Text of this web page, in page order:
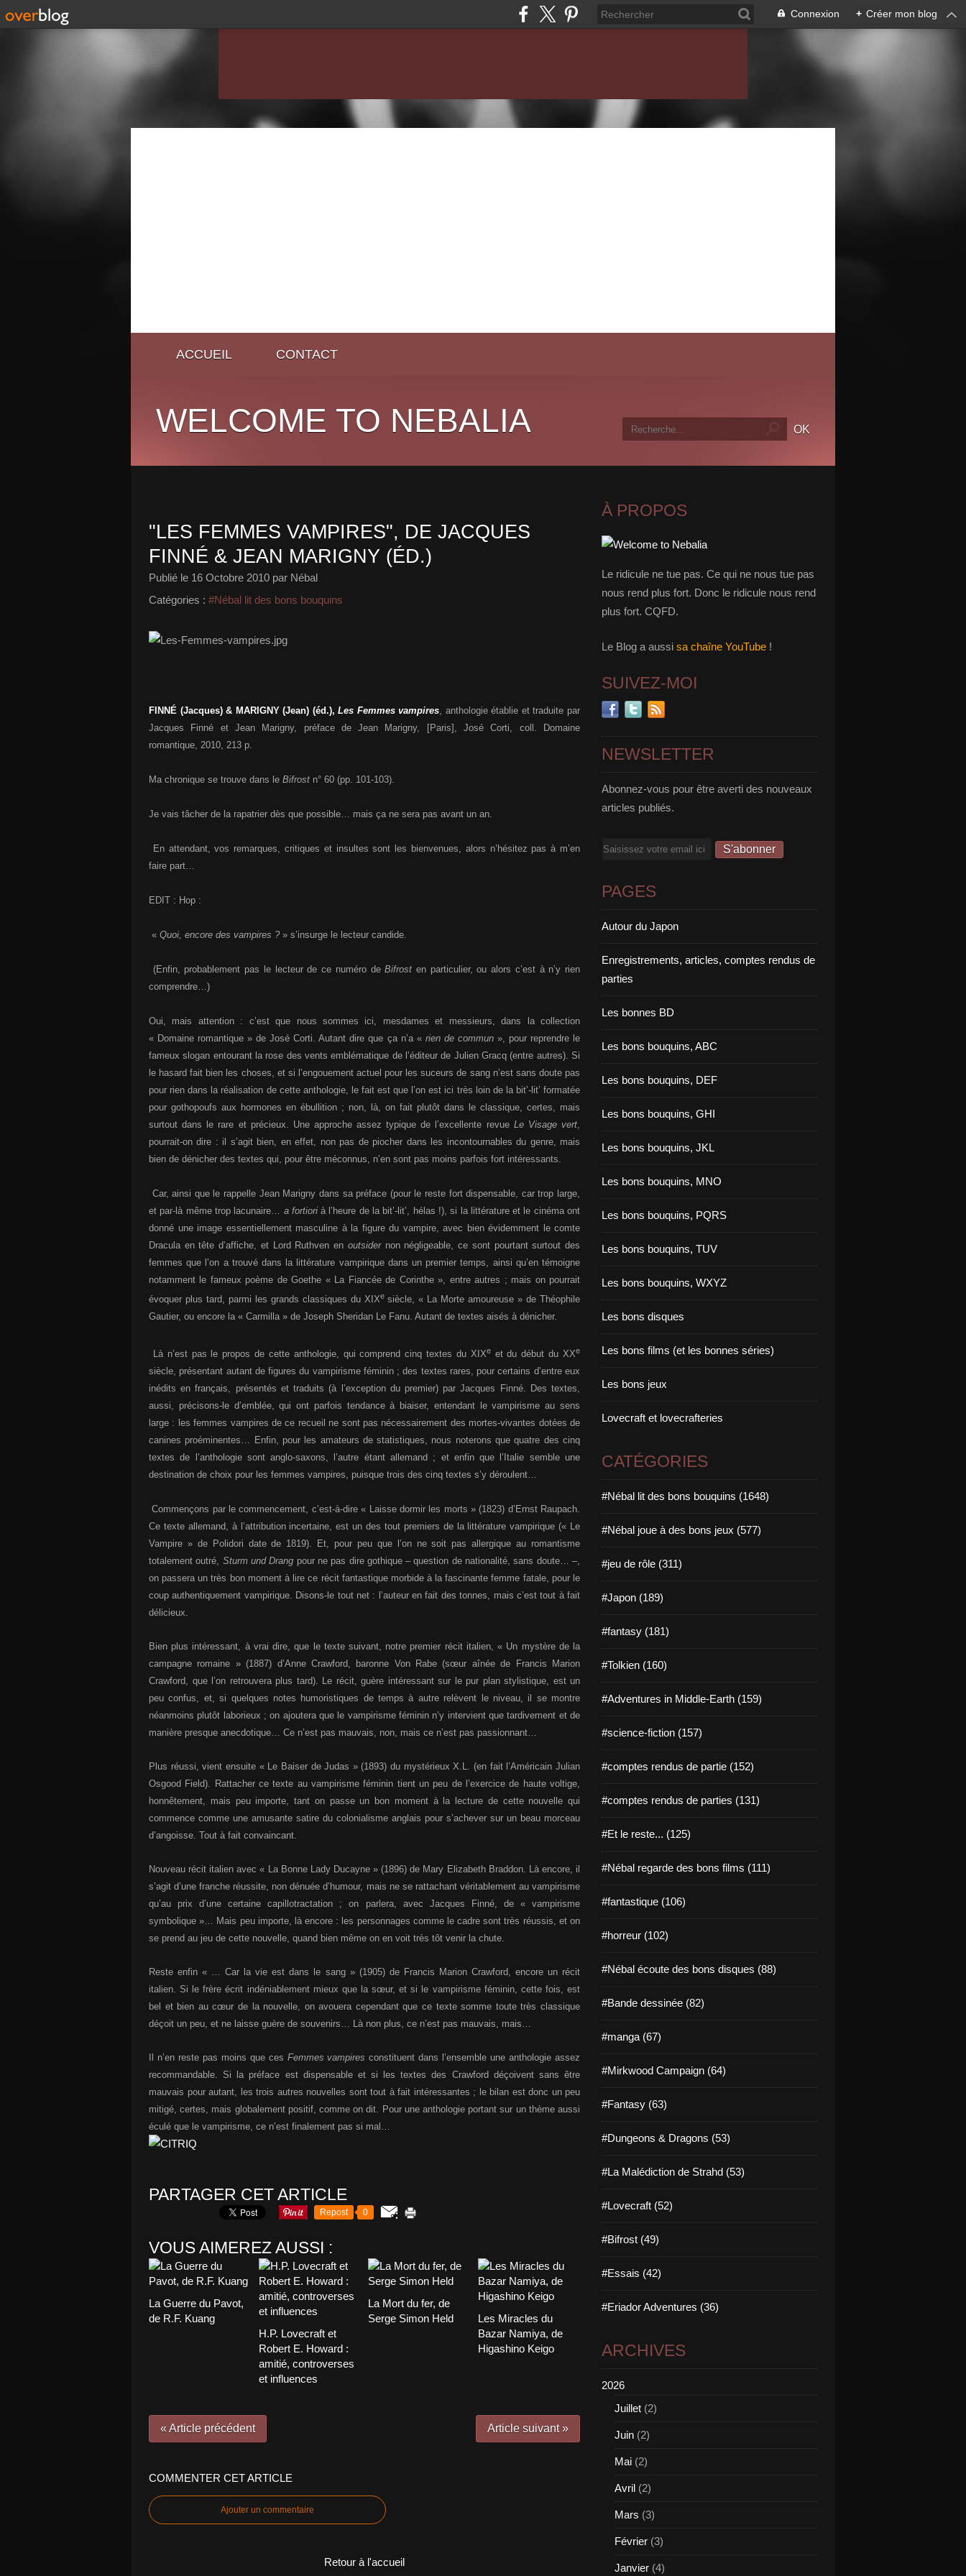
Connexion + Créer mon blog
ACCUEIL CONTACT
WELCOME TO NEBALIA
"LES FEMMES VAMPIRES", DE JACQUES
FINNÉ & JEAN MARIGNY (ÉD.)
Publié le 16 Octobre 2010 par Nébal
Catégories : #Nébal lit des bons bouquins
FINNÉ (Jacques) & MARIGNY (Jean) (éd.),Les Femmes vampires, anthologie établie et traduite par
Jacques Finné et Jean Marigny, préface de Jean Marigny, [Paris], José Corti, coll. Domaine
romantique, 2010, 213 p.
Ma chronique se trouve dans le Bifrost n° 60 (pp. 101-103).
Je vais tâcher de la rapatrier dès que possible… mais ça ne sera pas avant un an.
En attendant, vos remarques, critiques et insultes sont les bienvenues, alors n’hésitez pas à m’en
faire part…
EDIT : Hop :
« Quoi, encore des vampires ? » s’insurge le lecteur candide.
(Enfin, probablement pas le lecteur de ce numéro deBifrost en particulier, ou alors c’est à n’y rien
comprendre…)
Oui, mais attention : c’est que nous sommes ici, mesdames et messieurs, dans la collection
« Domaine romantique » de José Corti. Autant dire que ça n’a « rien de commun», pour reprendre le
fameux slogan entourant la rose des vents emblématique de l’éditeur de Julien Gracq (entre autres). Si
le hasard fait bien les choses, et si l’engouement actuel pour les suceurs de sang n’est sans doute pas
pour rien dans la réalisation de cette anthologie, le fait est que l’on est ici très loin de la bit’-lit’ formatée
pour gothopoufs aux hormones en ébullition ; non, là, on fait plutôt dans le classique, certes, mais
surtout dans le rare et précieux. Une approche assez typique de l’excellente revue Le Visage vert,
pourrait-on dire : il s’agit bien, en effet, non pas de piocher dans les incontournables du genre, mais
bien de dénicher des textes qui, pour être méconnus, n’en sont pas moins parfois fort intéressants.
Car, ainsi que le rappelle Jean Marigny dans sa préface (pour le reste fort dispensable, car trop large,
et par-là même trop lacunaire… a fortiorià l’heure de la bit’-lit’, hélas !), si la littérature et le cinéma ont
donné une image essentiellement masculine à la figure du vampire, avec bien évidemment le comte
Dracula en tête d’affiche, et Lord Ruthven en outsidernon négligeable, ce sont pourtant surtout des
femmes que l’on a trouvé dans la littérature vampirique dans un premier temps, ainsi qu’en témoigne
notamment le fameux poème de Goethe « La Fiancée de Corinthe », entre autres ; mais on pourrait
évoquer plus tard, parmi les grands classiques du XIXesiècle, « La Morte amoureuse » de Théophile
Gautier, ou encore la « Carmilla » de Joseph Sheridan Le Fanu. Autant de textes aisés à dénicher.
Là n’est pas le propos de cette anthologie, qui comprend cinq textes du XIXeet du début du XXe
siècle, présentant autant de figures du vampirisme féminin ; des textes rares, pour certains d’entre eux
inédits en français, présentés et traduits (à l’exception du premier) par Jacques Finné. Des textes,
aussi, précisons-le d’emblée, qui ont parfois tendance à biaiser, entendant le vampirisme au sens
large : les femmes vampires de ce recueil ne sont pas nécessairement des mortes-vivantes dotées de
canines proéminentes… Enfin, pour les amateurs de statistiques, nous noterons que quatre des cinq
textes de l’anthologie sont anglo-saxons, l’autre étant allemand ; et enfin que l’Italie semble une
destination de choix pour les femmes vampires, puisque trois des cinq textes s’y déroulent…
Commençons par le commencement, c’est-à-dire « Laisse dormir les morts » (1823) d’Ernst Raupach.
Ce texte allemand, à l’attribution incertaine, est un des tout premiers de la littérature vampirique (« Le
Vampire » de Polidori date de 1819). Et, pour peu que l’on ne soit pas allergique au romantisme
totalement outré, Sturm und Drang pour ne pas dire gothique – question de nationalité, sans doute… –,
on passera un très bon moment à lire ce récit fantastique morbide à la fascinante femme fatale, pour le
coup authentiquement vampirique. Disons-le tout net : l’auteur en fait des tonnes, mais c’est tout à fait
délicieux.
Bien plus intéressant, à vrai dire, que le texte suivant, notre premier récit italien, « Un mystère de la
campagne romaine » (1887) d’Anne Crawford, baronne Von Rabe (sœur aînée de Francis Marion
Crawford, que l’on retrouvera plus tard). Le récit, guère intéressant sur le pur plan stylistique, est un
peu confus, et, si quelques notes humoristiques de temps à autre relèvent le niveau, il se montre
néanmoins plutôt laborieux ; on ajoutera que le vampirisme féminin n’y intervient que tardivement et de
manière presque anecdotique… Ce n’est pas mauvais, non, mais ce n’est pas passionnant…
Plus réussi, vient ensuite « Le Baiser de Judas » (1893) du mystérieux X.L. (en fait l’Américain Julian
Osgood Field). Rattacher ce texte au vampirisme féminin tient un peu de l’exercice de haute voltige,
honnêtement, mais peu importe, tant on passe un bon moment à la lecture de cette nouvelle qui
commence comme une amusante satire du colonialisme anglais pour s’achever sur un beau morceau
d’angoisse. Tout à fait convaincant.
Nouveau récit italien avec « La Bonne Lady Ducayne » (1896) de Mary Elizabeth Braddon. Là encore, il
s’agit d’une franche réussite, non dénuée d’humour, mais ne se rattachant véritablement au vampirisme
qu’au prix d’une certaine capillotractation ; on parlera, avec Jacques Finné, de « vampirisme
symbolique »… Mais peu importe, là encore : les personnages comme le cadre sont très réussis, et on
se prend au jeu de cette nouvelle, quand bien même on en voit très tôt venir la chute.
Reste enfin « … Car la vie est dans le sang » (1905) de Francis Marion Crawford, encore un récit
italien. Si le frère écrit indéniablement mieux que la sœur, et si le vampirisme féminin, cette fois, est
bel et bien au cœur de la nouvelle, on avouera cependant que ce texte somme toute très classique
déçoit un peu, et ne laisse guère de souvenirs… Là non plus, ce n’est pas mauvais, mais…
Il n’en reste pas moins que ces Femmes vampires constituent dans l’ensemble une anthologie assez
recommandable. Si la préface est dispensable et si les textes des Crawford déçoivent sans être
mauvais pour autant, les trois autres nouvelles sont tout à fait intéressantes ; le bilan est donc un peu
mitigé, certes, mais globalement positif, comme on dit. Pour une anthologie portant sur un thème aussi
éculé que le vampirisme, ce n’est finalement pas si mal…
PARTAGER CET ARTICLE
Repost 0
VOUS AIMEREZ AUSSI :
La Guerre du Pavot,
de R.F. Kuang
H.P. Lovecraft et
Robert E. Howard :
amitié, controverses
et influences
La Mort du fer, de
Serge Simon Held
Les Miracles du
Bazar Namiya, de
Higashino Keigo
« Article précédent Article suivant »
COMMENTER CET ARTICLE
Ajouter un commentaire
Retour à l'accueil
À PROPOS
Le ridicule ne tue pas. Ce qui ne nous tue pas
nous rend plus fort. Donc le ridicule nous rend
plus fort. CQFD.
Le Blog a aussi sa chaîne YouTube !
SUIVEZ-MOI
NEWSLETTER
Abonnez-vous pour être averti des nouveaux
articles publiés.
Email
PAGES
Autour du Japon
Enregistrements, articles, comptes rendus de
parties
Les bonnes BD
Les bons bouquins, ABC
Les bons bouquins, DEF
Les bons bouquins, GHI
Les bons bouquins, JKL
Les bons bouquins, MNO
Les bons bouquins, PQRS
Les bons bouquins, TUV
Les bons bouquins, WXYZ
Les bons disques
Les bons films (et les bonnes séries)
Les bons jeux
Lovecraft et lovecrafteries
CATÉGORIES
#Nébal lit des bons bouquins (1648)
#Nébal joue à des bons jeux (577)
#jeu de rôle (311)
#Japon (189)
#fantasy (181)
#Tolkien (160)
#Adventures in Middle-Earth (159)
#science-fiction (157)
#comptes rendus de partie (152)
#comptes rendus de parties (131)
#Et le reste... (125)
#Nébal regarde des bons films (111)
#fantastique (106)
#horreur (102)
#Nébal écoute des bons disques (88)
#Bande dessinée (82)
#manga (67)
#Mirkwood Campaign (64)
#Fantasy (63)
#Dungeons & Dragons (53)
#La Malédiction de Strahd (53)
#Lovecraft (52)
#Bifrost (49)
#Essais (42)
#Eriador Adventures (36)
ARCHIVES
2026
Juillet (2)
Juin (2)
Mai (2)
Avril (2)
Mars (3)
Février (3)
Janvier (4)